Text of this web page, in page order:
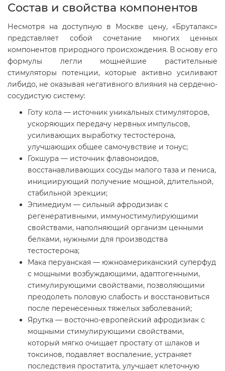
Состав и свойства компонентов
Несмотря на доступную в Москве цену, «Бруталакс»
представляет собой сочетание многих ценных
компонентов природного происхождения. В основу его
формулы легли мощнейшие растительные
стимуляторы потенции, которые активно усиливают
либидо, не оказывая негативного влияния на сердечно-
сосудистую систему:
Готу кола — источник уникальных стимуляторов,
ускоряющих передачу нервных импульсов,
усиливающих выработку тестостерона,
улучшающих общее самочувствие и тонус;
Гокшура — источник флавоноидов,
восстанавливающих сосуды малого таза и пениса,
инициирующий получение мощной, длительной,
стабильной эрекции;
Эпимедиум — сильный афродизиак с
регенеративными, иммуностимулирующими
свойствами, наполняющий организм ценными
белками, нужными для производства
тестостерона;
Мака перуанская — южноамериканский суперфуд
с мощными возбуждающими, адаптогенными,
стимулирующими свойствами, позволяющими
преодолеть половую слабость и восстановиться
после перенесенных тяжелых заболеваний;
Ярутка — восточно-европейский афродизиак с
мощными стимулирующими свойствами,
который мягко очищает простату от шлаков и
токсинов, подавляет воспаление, устраняет
последствия простатита, улучшает клеточную